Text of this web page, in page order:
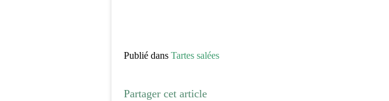
Publié dans Tartes salées
Partager cet article